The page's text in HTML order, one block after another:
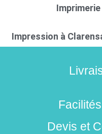
Impression à
Devis et